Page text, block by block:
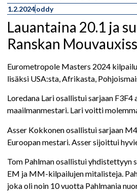
1.2.2024oddy
Lauantaina 20.1 ja
Ranskan
Eurometropole Masters 2024
lisäksi USA:sta, Afrikasta,
Loredana Lari osallistui sarjaan F3F4
maailmanmestari. Lari voitti
Asser Kokkonen osallistui sarjaan
Euroopan mestari. Asser sijoittui
Tom Pahlman osallistui yhdistettyyn
EM ja MM-kilpailujen mitalisteja.
joka oli noin 10 vuotta Pahlmania